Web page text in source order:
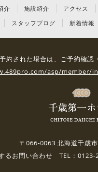
介 施設紹介 アクセス
スタッフブログ 新着情報
約された場合は、 ご予約確認
asp/member/
〒066-0063 北海道千歳
るお問い合わせ TEL：